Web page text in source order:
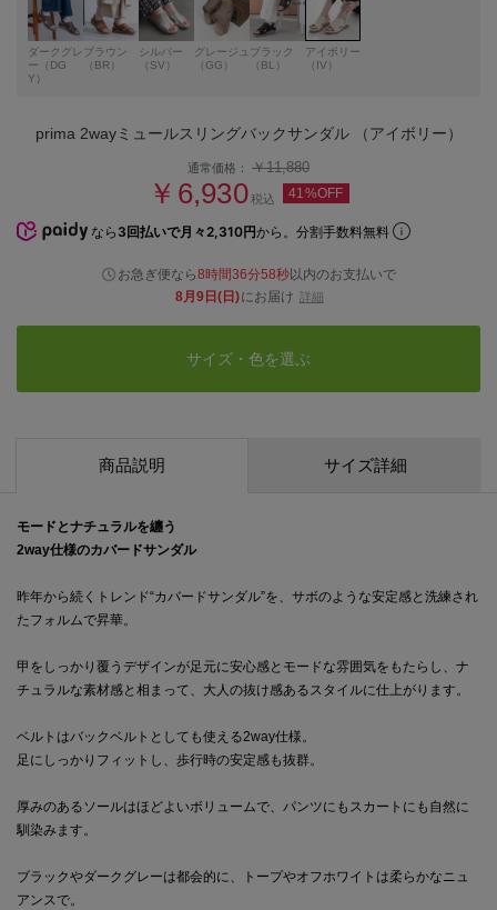
ダークグレ
ー（DG
Y）
ブラウン
（BR）
シルバー
（SV）
グレージュ
（GG）
ブラック
（BL）
アイボリー
（IV）
prima 2wayミュールスリングバックサンダル （アイボリー）
通常価格： ￥11,880
￥6,930税込 41%OFF
なら 3回払いで月々2,310円から。分割手数料無料
お急ぎ便なら8時間36分57秒以内のお支払いで
8月9日(日)にお届け 詳細
サイズ・色を選ぶ
商品説明 サイズ詳細
モードとナチュラルを纏う
2way仕様のカバードサンダル
昨年から続くトレンド“カバードサンダル”を、サボのような安定感と洗練され
たフォルムで昇華。
甲をしっかり覆うデザインが足元に安心感とモードな雰囲気をもたらし、ナ
チュラルな素材感と相まって、大人の抜け感あるスタイルに仕上がります。
ベルトはバックベルトとしても使える2way仕様。
足にしっかりフィットし、歩行時の安定感も抜群。
厚みのあるソールはほどよいボリュームで、パンツにもスカートにも自然に
馴染みます。
ブラックやダークグレーは都会的に、トープやオフホワイトは柔らかなニュ
アンスで。